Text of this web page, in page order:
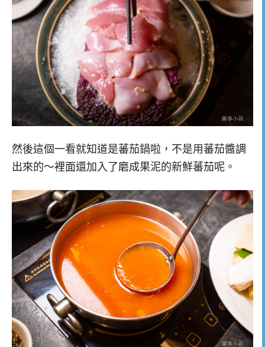
然後這個一看就知道是蕃茄鍋啦，不是用蕃茄醬調
出來的～裡面還加入了磨成果泥的新鮮蕃茄呢。